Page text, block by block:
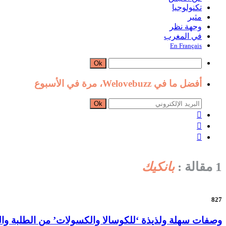
تكنولوجيا
مثير
وجهة نظر
في المغرب
En Français
Ok
أفضل ما في Welovebuzz، مرة في الأسبوع
Ok



1 مقالة : بانكيك
827
وصفات سهلة ولذيذة ‘للكوسالا والكسولات’ من الطلبة